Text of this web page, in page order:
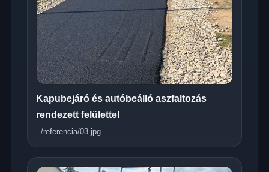
Kapubejáró és autóbeálló aszfaltozás
rendezett felülettel
../referencia/03.jpg